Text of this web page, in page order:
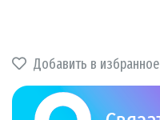
Добавить в избранное